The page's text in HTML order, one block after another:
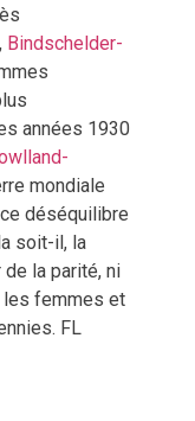
, Bindschelder-
années 1930
mondiale
déséquilibre
soit-il, la
de la parité, ni
les femmes et
FL